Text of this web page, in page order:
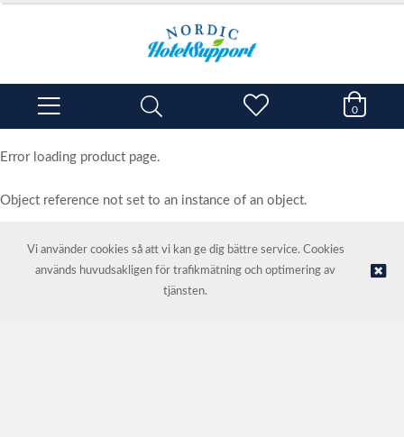
0
Error loading product page.
Object reference not set to an instance of an object.
© NORDIC HOTEL SUPPORT AS | Webbutik tillhandahålls av
Kréatif
AS
Vi använder cookies så att vi kan ge dig bättre service. Cookies
används huvudsakligen för trafikmätning och optimering av
tjänsten.